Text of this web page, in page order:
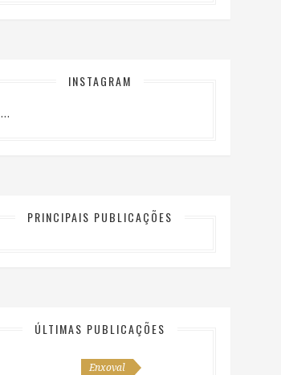
INSTAGRAM
…
PRINCIPAIS PUBLICAÇÕES
ÚLTIMAS PUBLICAÇÕES
Enxoval